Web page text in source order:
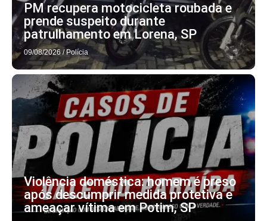
PM recupera motocicleta roubada e
prende suspeito durante
patrulhamento em Lorena, SP
09/08/2026 / Polícia
Violência doméstica: homem é preso
após descumprir medida protetiva e
ameaçar vítima em Potim, SP